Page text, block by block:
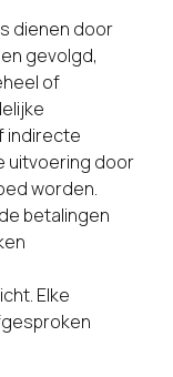
dienen door
gevolgd,
of
indirecte
uitvoering door
worden.
betalingen
Elke